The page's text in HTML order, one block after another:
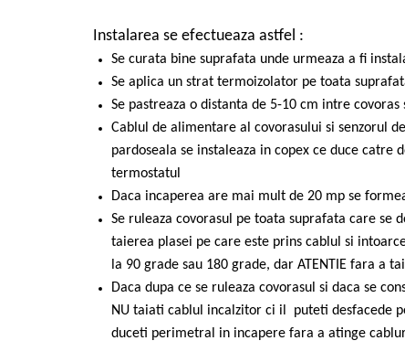
Instalarea se efectueaza astfel :
Se curata bine suprafata unde urmeaza a fi
Se aplica un strat termoizolator pe toata
Se pastreaza o distanta de 5-10 cm intre covoras
Cablul de alimentare al covorasului si senzorul
pardoseala se instaleaza in copex ce duce catre
termostatul
Daca incaperea are mai mult de 20 mp se
Se ruleaza covorasul pe toata suprafata care se
taierea plasei pe care este prins cablul si
la 90 grade sau 180 grade, dar ATENTIE fara a
Daca dupa ce se ruleaza covorasul si daca se
NU taiati cablul incalzitor ci il puteti desfacede
duceti perimetral in incapere fara a atinge